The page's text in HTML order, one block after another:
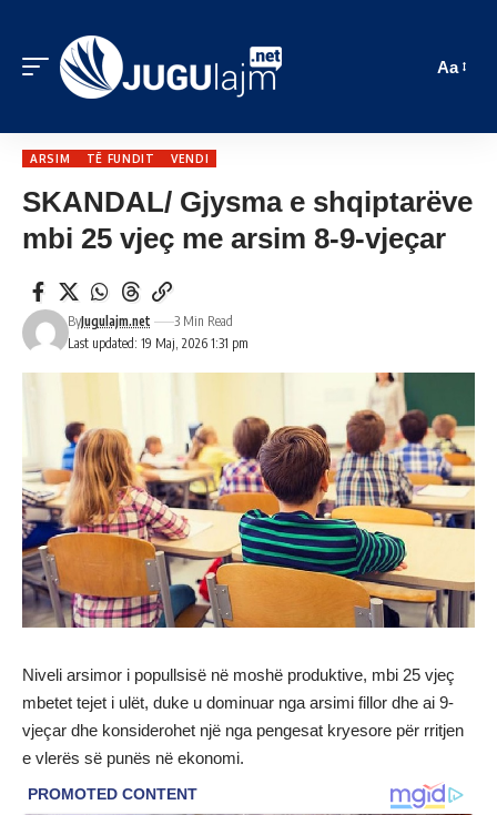
Aa
ARSIM TË FUNDIT VENDI
SKANDAL/ Gjysma e shqiptarëve
mbi 25 vjeç me arsim 8-9-vjeçar
Last updated: 19 Maj, 2026 1:31 pm
ByJugulajm.net 3 Min Read
Niveli arsimor i popullsisë në moshë produktive, mbi 25 vjeç
mbetet tejet i ulët, duke u dominuar nga arsimi fillor dhe ai 9-
vjeçar dhe konsiderohet një nga pengesat kryesore për rritjen
e vlerës së punës në ekonomi.